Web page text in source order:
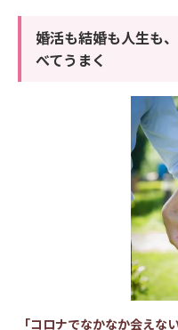
婚活も結婚も人生も
べてうまく
「コロナでなかなか会えな